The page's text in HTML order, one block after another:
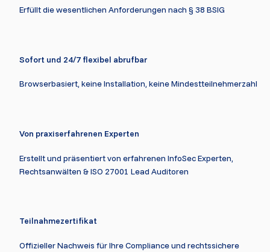
Erfüllt die wesentlichen Anforderungen nach § 38 BSIG
Sofort und 24/7 flexibel abrufbar
Browserbasiert, keine Installation, keine Mindestteilnehmerzahl
Von praxiserfahrenen Experten
Erstellt und präsentiert von erfahrenen InfoSec Experten,
Rechtsanwälten & ISO 27001 Lead Auditoren
Teilnahmezertifikat
Offizieller Nachweis für Ihre Compliance und rechtssichere